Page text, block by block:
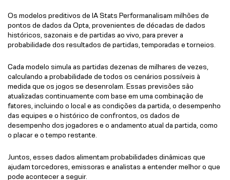
Os modelos preditivos de IA Stats Performanalisam milhões de
pontos de dados da Opta, provenientes de décadas de dados
históricos, sazonais e de partidas ao vivo, para prever a
probabilidade dos resultados de partidas, temporadas e torneios.
Cada modelo simula as partidas dezenas de milhares de vezes,
calculando a probabilidade de todos os cenários possíveis à
medida que os jogos se desenrolam. Essas previsões são
atualizadas continuamente com base em uma combinação de
fatores, incluindo o local e as condições da partida, o desempenho
das equipes e o histórico de confrontos, os dados de
desempenho dos jogadores e o andamento atual da partida, como
o placar e o tempo restante.
Juntos, esses dados alimentam probabilidades dinâmicas que
ajudam torcedores, emissoras e analistas a entender melhor o que
pode acontecer a seguir.